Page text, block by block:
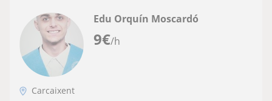
9€/h
Edu Orquín Moscardó
Carcaixent